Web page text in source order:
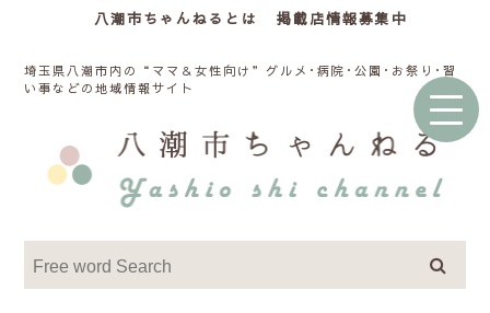
八潮市ちゃんねるとは 掲載店情報募集中
埼玉県八潮市内の“ママ＆女性向け”グルメ･病院･公園･お祭り･習
い事などの地域情報サイト